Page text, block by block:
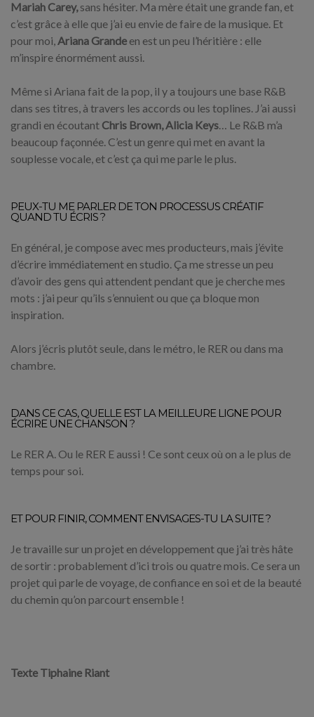
Mariah Carey,sans hésiter. Ma mère était une grande fan, et
c’est grâce à elle que j’ai eu envie de faire de la musique. Et
pour moi,Ariana Grande en est un peu l’héritière : elle
m’inspire énormément aussi.
Même si Ariana fait de la pop, il y a toujours une base R&B
dans ses titres, à travers les accords ou les toplines. J’ai aussi
grandi en écoutant Chris Brown, Alicia Keys… Le R&B m’a
beaucoup façonnée. C’est un genre qui met en avant la
souplesse vocale, et c’est ça qui me parle le plus.
PEUX-TU ME PARLER DE TON PROCESSUS CRÉATIF
QUAND TU ÉCRIS ?
En général, je compose avec mes producteurs, mais j’évite
d’écrire immédiatement en studio. Ça me stresse un peu
d’avoir des gens qui attendent pendant que je cherche mes
mots : j’ai peur qu’ils s’ennuient ou que ça bloque mon
inspiration.
Alors j’écris plutôt seule, dans le métro, le RER ou dans ma
chambre.
DANS CE CAS, QUELLE EST LA MEILLEURE LIGNE POUR
ÉCRIRE UNE CHANSON ?
Le RER A. Ou le RER E aussi ! Ce sont ceux où on a le plus de
temps pour soi.
ET POUR FINIR, COMMENT ENVISAGES-TU LA SUITE ?
Je travaille sur un projet en développement que j’ai très hâte
de sortir : probablement d’ici trois ou quatre mois. Ce sera un
projet qui parle de voyage, de confiance en soi et de la beauté
du chemin qu’on parcourt ensemble !
Texte Tiphaine Riant